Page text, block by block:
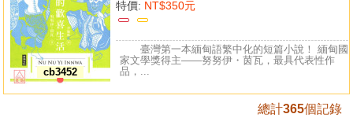
cb3452
特價: NT$350元
臺灣第一本緬甸語繁中化的短篇小說！ 緬甸國
家文學獎得主——努努伊・茵瓦，最具代表性作
品，...
總計365個記錄